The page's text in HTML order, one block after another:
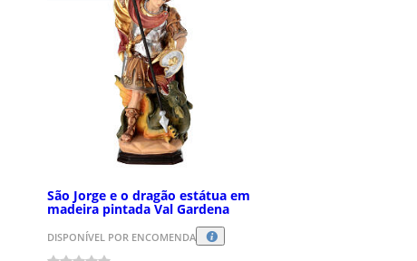
São Jorge e o dragão estátua em
madeira pintada Val Gardena
DISPONÍVEL POR ENCOMENDA